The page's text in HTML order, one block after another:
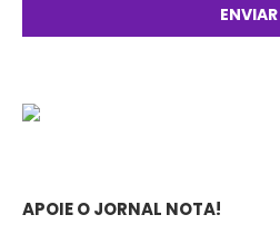
APOIE O JORNAL NOTA!